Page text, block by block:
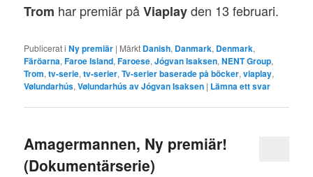
Trom har premiär påViaplayden 13 februari.
Publicerat i Ny premiär | Märkt Danish, Danmark, Denmark,
Färöarna,Faroe Island,Faroese,Jógvan Isaksen,NENT Group,
Trom,tv-serie,tv-serier,Tv-serier baserade på böcker,viaplay,
Vølundarhús,Vølundarhús av Jógvan Isaksen | Lämna ett svar
Amagermannen, Ny premiär!
(Dokumentärserie)